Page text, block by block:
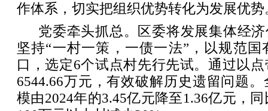
作体系，切实把组织优势转化为发展优势
党委牵头抓总。区委将发展集体经
坚持“一村一策，一债一法”，以规范
口，选定6个试点村先行先试。通过以
6544.66万元，有效破解历史遗留问题
模由2024年的3.45亿元降至1.36亿元，